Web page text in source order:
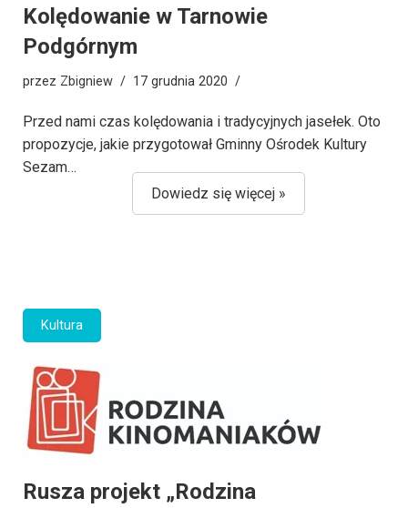
Kolędowanie w Tarnowie
Podgórnym
przez Zbigniew 17 grudnia 2020
Przed nami czas kolędowania i tradycyjnych jasełek. Oto
propozycje, jakie przygotował Gminny Ośrodek Kultury
Sezam…
Dowiedz się więcej »
Rusza projekt „Rodzina
Kultura